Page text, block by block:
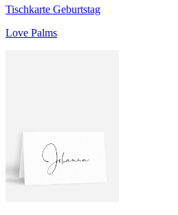
Tischkarte Geburtstag
Love Palms